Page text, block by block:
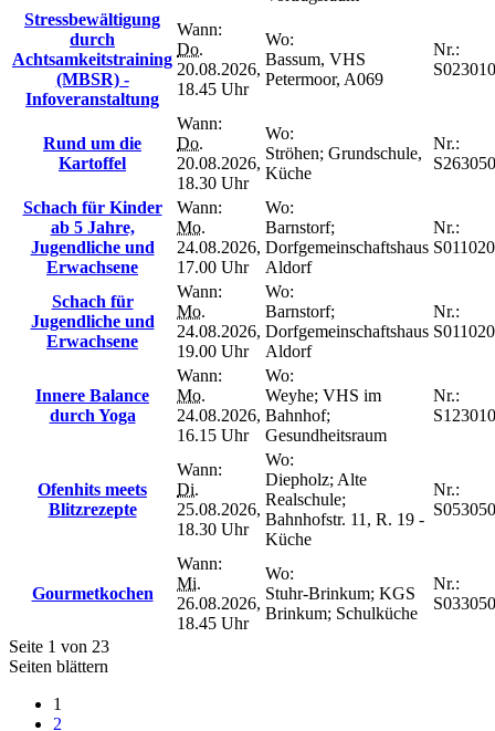
Stressbewältigung
durch
Achtsamkeitstraining
(MBSR) -
Infoveranstaltung
Wann:
Do.
20.08.2026,
18.45 Uhr
Wo:
Bassum, VHS
Petermoor, A069
Nr.:
Rund um die
Kartoffel
Wann:
Do.
20.08.2026,
18.30 Uhr
Wo:
Ströhen; Grundschule,
Küche
Nr.:
Schach für Kinder
ab 5 Jahre,
Jugendliche und
Erwachsene
Wann:
Mo.
24.08.2026,
17.00 Uhr
Wo:
Barnstorf;
Dorfgemeinschaftshaus
Aldorf
Nr.:
Schach für
Jugendliche und
Erwachsene
Wann:
Mo.
24.08.2026,
19.00 Uhr
Wo:
Barnstorf;
Dorfgemeinschaftshaus
Aldorf
Nr.:
Innere Balance
durch Yoga
Wann:
Mo.
24.08.2026,
16.15 Uhr
Wo:
Weyhe; VHS im
Bahnhof;
Gesundheitsraum
Nr.:
Ofenhits meets
Blitzrezepte
Wann:
Di.
25.08.2026,
18.30 Uhr
Wo:
Diepholz; Alte
Realschule;
Bahnhofstr. 11, R. 19 -
Küche
Nr.:
Gourmetkochen
Wann:
Mi.
26.08.2026,
18.45 Uhr
Wo:
Stuhr-Brinkum; KGS
Brinkum; Schulküche
Nr.:
Seite 1 von 23
Seiten blättern
1
2